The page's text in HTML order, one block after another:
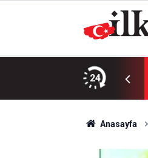
24
bugün kimin maçı var, hangi
Anasayfa